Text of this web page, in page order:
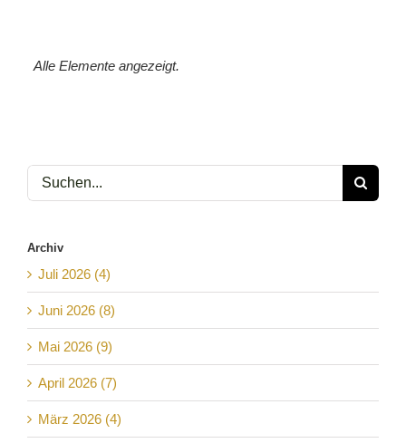
Alle Elemente angezeigt.
Suche
nach:
Archiv
Juli 2026 (4)
Juni 2026 (8)
Mai 2026 (9)
April 2026 (7)
März 2026 (4)